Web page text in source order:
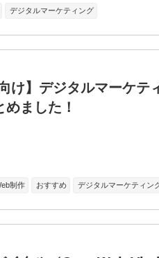
デジタルマーケティング
け】デジタルマーケテ
ました！
制作 おすすめ デジタルマーケティン